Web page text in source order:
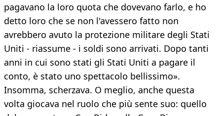
pagavano la loro quota che dovevano farlo, e ho
detto loro che se non l'avessero fatto non
avrebbero avuto la protezione militare degli Stati
Uniti - riassume - i soldi sono arrivati. Dopo tanti
anni in cui sono stati gli Stati Uniti a pagare il
conto, è stato uno spettacolo bellissimo».
Insomma, scherzava. O meglio, anche questa
volta giocava nel ruolo che più sente suo: quello